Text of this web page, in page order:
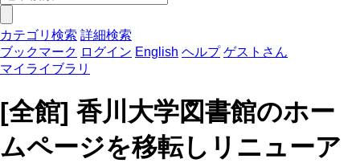
カテゴリ検索 詳細検索
ブックマーク ログイン English ヘルプ ゲストさん
マイライブラリ
[全館] 香川大学図書館のホー
ムページを移転しリニューア